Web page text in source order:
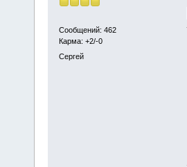
Сообщений: 462
Карма: +2/-0
Сергей